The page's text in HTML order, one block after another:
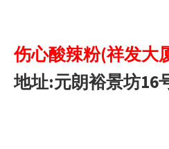
伤心酸辣粉(祥发大
地址:元朗裕景坊16